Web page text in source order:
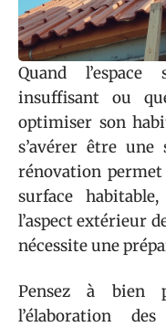
Quand
insuffisant ou
optimiser son
s’avérer être
rénovation
surface
l’aspect extérieur
nécessite une
Pensez à bien
l’élaboration